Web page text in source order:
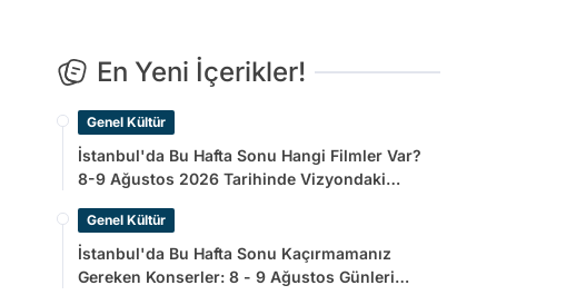
En Yeni İçerikler!
Genel Kültür
İstanbul'da Bu Hafta Sonu Hangi Filmler Var?
8-9 Ağustos 2026 Tarihinde Vizyondaki
Genel Kültür
İstanbul'da Bu Hafta Sonu Kaçırmamanız
Gereken Konserler: 8 - 9 Ağustos Günleri